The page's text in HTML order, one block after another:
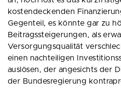
kostendeckenden
Gegenteil, es könnte gar zu
Beitragssteigerungen, als
Versorgungsqualität
einen nachteiligen
auslösen, der angesichts der
der Bundesregierung